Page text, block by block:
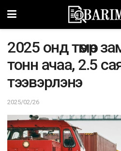
2025 онд төмөр
тонн ачаа, 2.5
тээвэрлэнэ
2025/02/26